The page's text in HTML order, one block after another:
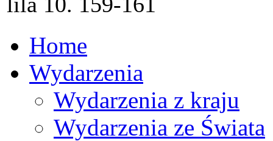
Home
Wydarzenia
Wydarzenia z kraju
Wydarzenia ze Świata